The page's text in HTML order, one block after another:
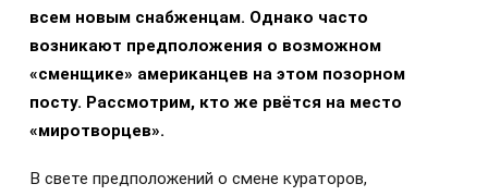
всем новым снабженцам. Однако часто
возникают предположения о возможном
«сменщике» американцев на этом позорном
посту. Рассмотрим, кто же рвётся на место
«миротворцев».
В свете предположений о смене кураторов,